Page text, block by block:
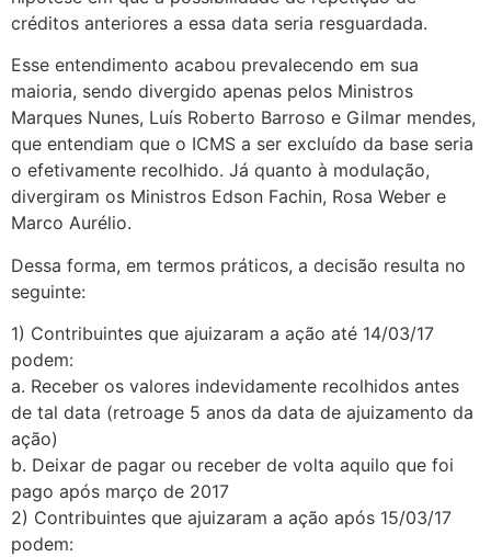
créditos anteriores a essa data seria resguardada.
Esse entendimento acabou prevalecendo em sua
maioria, sendo divergido apenas pelos Ministros
Marques Nunes, Luís Roberto Barroso e Gilmar mendes,
que entendiam que o ICMS a ser excluído da base seria
o efetivamente recolhido. Já quanto à modulação,
divergiram os Ministros Edson Fachin, Rosa Weber e
Marco Aurélio.
Dessa forma, em termos práticos, a decisão resulta no
seguinte:
1) Contribuintes que ajuizaram a ação até 14/03/17
podem:
a. Receber os valores indevidamente recolhidos antes
de tal data (retroage 5 anos da data de ajuizamento da
ação)
b. Deixar de pagar ou receber de volta aquilo que foi
pago após março de 2017
2) Contribuintes que ajuizaram a ação após 15/03/17
podem: